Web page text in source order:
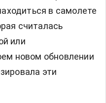
в самолете
считалась
или
новом обновлении
эти